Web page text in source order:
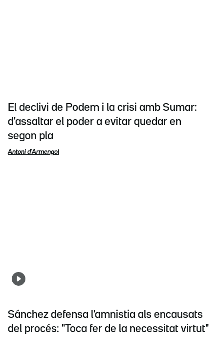
El declivi de Podem i la crisi amb Sumar:
d'assaltar el poder a evitar quedar en
segon pla
Antoni d'Armengol
Sánchez defensa l'amnistia als encausats
del procés: "Toca fer de la necessitat virtut"